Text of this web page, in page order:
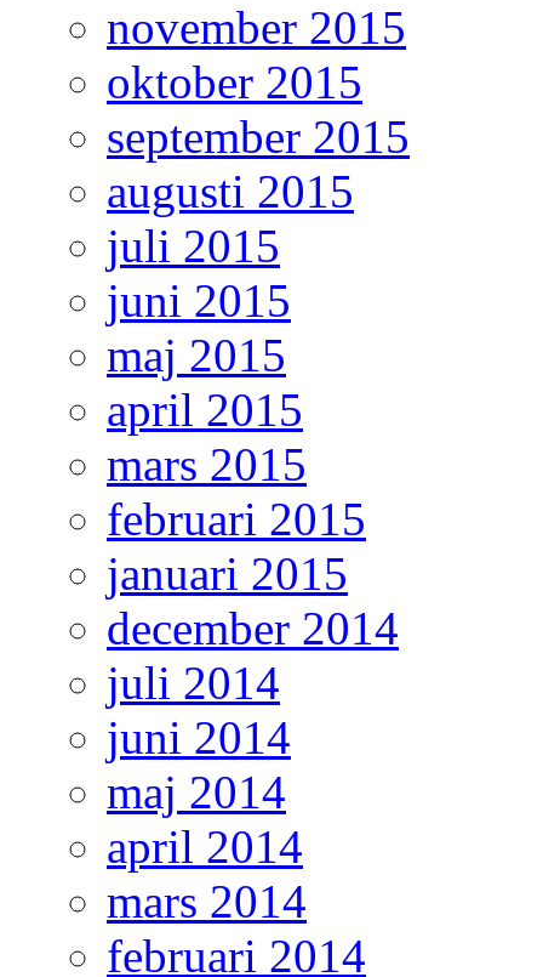
november 2015
oktober 2015
september 2015
augusti 2015
juli 2015
juni 2015
maj 2015
april 2015
mars 2015
februari 2015
januari 2015
december 2014
juli 2014
juni 2014
maj 2014
april 2014
mars 2014
februari 2014